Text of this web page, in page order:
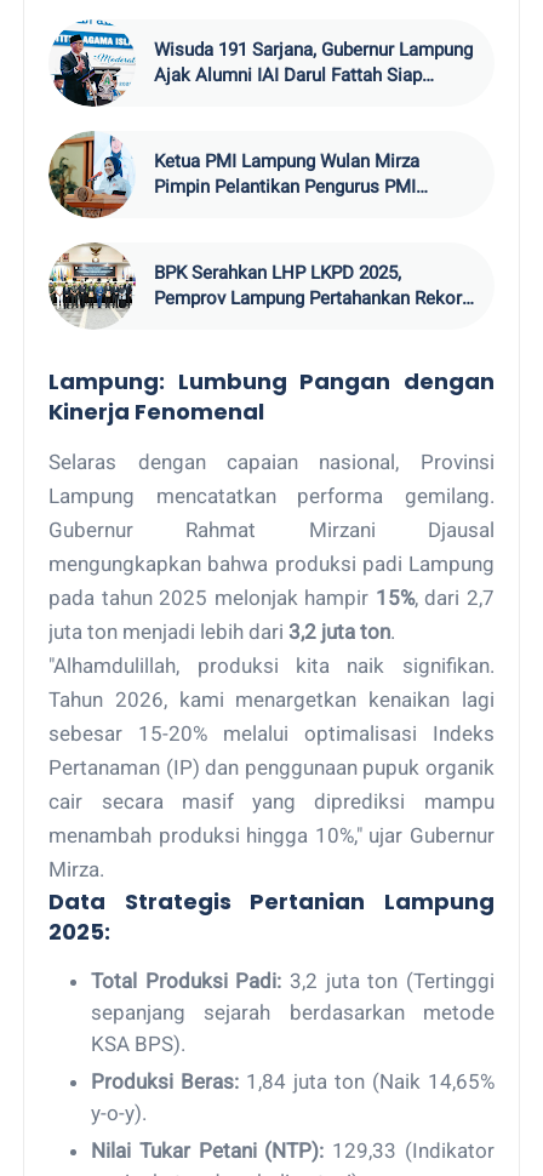
Wisuda 191 Sarjana, Gubernur Lampung
Ajak Alumni IAI Darul Fattah Siap
Ketua PMI Lampung Wulan Mirza
Pimpin Pelantikan Pengurus PMI
BPK Serahkan LHP LKPD 2025,
Pemprov Lampung Pertahankan Rekor
Lampung: Lumbung Pangan dengan
Kinerja Fenomenal
Selaras dengan capaian nasional, Provinsi
Lampung mencatatkan performa gemilang.
Gubernur Rahmat Mirzani Djausal
mengungkapkan bahwa produksi padi Lampung
pada tahun 2025 melonjak hampir 15%, dari 2,7
juta ton menjadi lebih dari3,2 juta ton.
"Alhamdulillah, produksi kita naik signifikan.
Tahun 2026, kami menargetkan kenaikan lagi
sebesar 15-20% melalui optimalisasi Indeks
Pertanaman (IP) dan penggunaan pupuk organik
cair secara masif yang diprediksi mampu
menambah produksi hingga 10%," ujar Gubernur
Mirza.
Data Strategis Pertanian Lampung
2025:
Total Produksi Padi: 3,2 juta ton (Tertinggi
sepanjang sejarah berdasarkan metode
KSA BPS).
Produksi Beras: 1,84 juta ton (Naik 14,65%
y-o-y).
Nilai Tukar Petani (NTP): 129,33 (Indikator